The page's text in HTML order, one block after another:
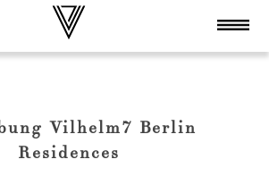
Vilhelm7 Berlin
Residences